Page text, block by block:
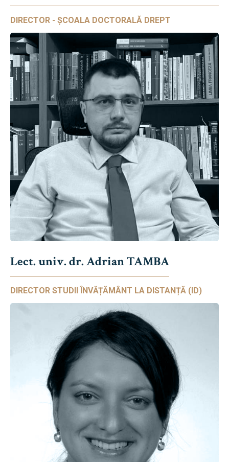
DIRECTOR - ȘCOALA DOCTORALĂ DREPT
Lect. univ. dr. Adrian TAMBA
DIRECTOR STUDII ÎNVĂȚĂMÂNT LA DISTANȚĂ (ID)